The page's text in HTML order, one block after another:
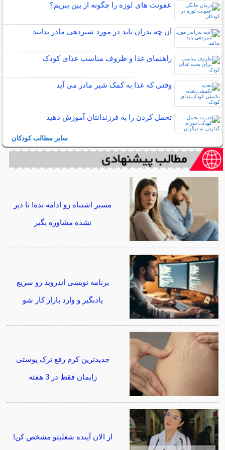
عفونت های لوزه را چگونه از بین ببریم؟
آن چه پدران بايد در مورد شيردهي مادر بدانند
راهنمای غذا و ظروف مناسب غذای کودک
وقتی که غذا به کمک شیر مادر می آید
تحمل کردن را به فرزندانتان آموزش دهید
سایر مطالب کودکان
مسیر اشتباه رو ادامه نده! تا دیر
نشده مشاوره بگیر
برنامه نویسی اندروید رو سریع
یادبگیر و وارد بازار کار شو
جدیدترین کرم رفع ترک پوستی
زایمان فقط در 3 هفته
از الان آینده شغلیتو مشخص کن!